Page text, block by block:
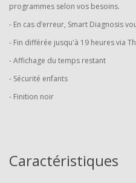
programmes selon vos besoins.
- En cas d’erreur, Smart Diagnosis
- Fin différée jusqu'à 19 heures via
- Affichage du temps restant
- Sécurité enfants
- Finition noir
Caractéristiques